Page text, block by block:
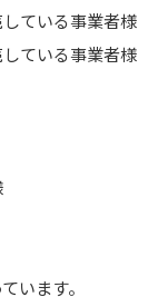
ている事業者様
ている事業者様
います。